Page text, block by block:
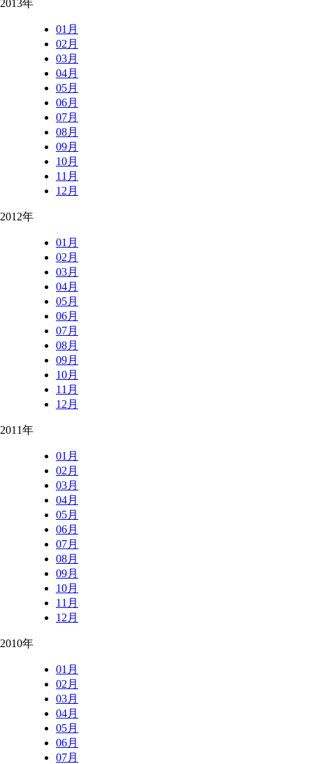
2013年
01月
02月
03月
04月
05月
06月
07月
08月
09月
10月
11月
12月
2012年
01月
02月
03月
04月
05月
06月
07月
08月
09月
10月
11月
12月
2011年
01月
02月
03月
04月
05月
06月
07月
08月
09月
10月
11月
12月
2010年
01月
02月
03月
04月
05月
06月
07月